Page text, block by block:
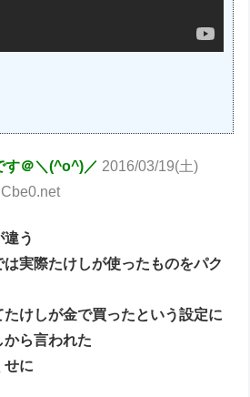
す＠＼(^o^)／ 2016/03/19(土)
う
実際たけしが使ったものをパク
けしが金で買ったという設定に
から言われた
せに